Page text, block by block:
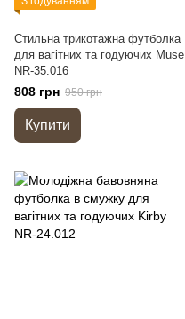
Стильна трикотажна футболка
для вагітних та годуючих Muse
NR-35.016
808 грн 950 грн
Купити